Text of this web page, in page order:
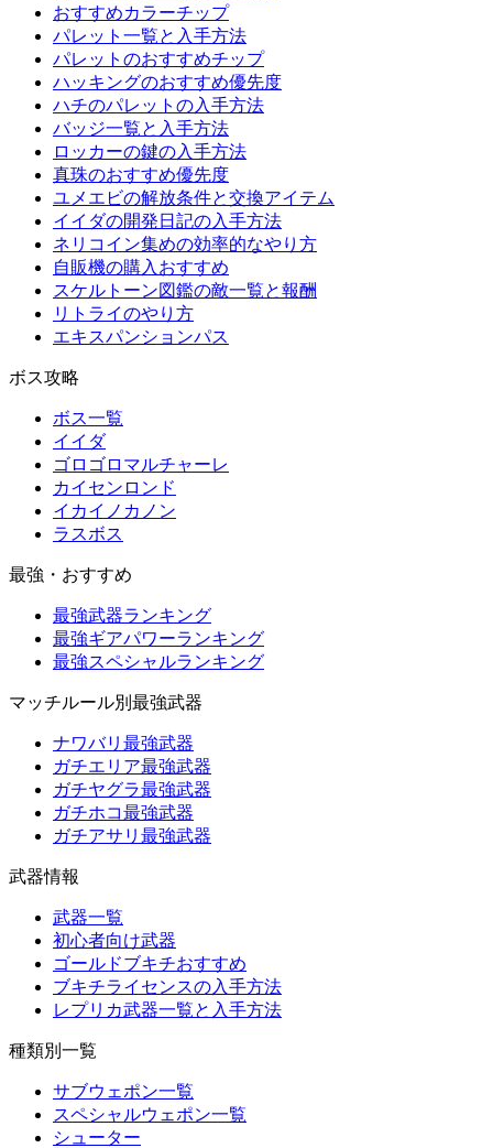
おすすめカラーチップ
パレット一覧と入手方法
パレットのおすすめチップ
ハッキングのおすすめ優先度
ハチのパレットの入手方法
バッジ一覧と入手方法
ロッカーの鍵の入手方法
真珠のおすすめ優先度
ユメエビの解放条件と交換アイテム
イイダの開発日記の入手方法
ネリコイン集めの効率的なやり方
自販機の購入おすすめ
スケルトーン図鑑の敵一覧と報酬
リトライのやり方
エキスパンションパス
ボス攻略
ボス一覧
イイダ
ゴロゴロマルチャーレ
カイセンロンド
イカイノカノン
ラスボス
最強・おすすめ
最強武器ランキング
最強ギアパワーランキング
最強スペシャルランキング
マッチルール別最強武器
ナワバリ最強武器
ガチエリア最強武器
ガチヤグラ最強武器
ガチホコ最強武器
ガチアサリ最強武器
武器情報
武器一覧
初心者向け武器
ゴールドブキチおすすめ
ブキチライセンスの入手方法
レプリカ武器一覧と入手方法
種類別一覧
サブウェポン一覧
スペシャルウェポン一覧
シューター